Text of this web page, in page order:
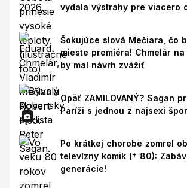
vydala výstrahy pre viacero
Šokujúce slová Mečiara, čo
mieste premiéra! Chmelár
by mal návrh zvážiť
Opäť ZAMILOVANÝ? Sagan
Paríži s jednou z najsexi
Po krátkej chorobe zomrel
televízny komik († 80):
generácie!